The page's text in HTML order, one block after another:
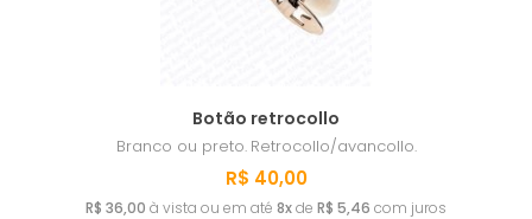
Botão retrocollo
Branco ou preto. Retrocollo/avancollo.
R$ 40,00
R$ 36,00 à vista ou em até 8xde R$ 5,46 com juros